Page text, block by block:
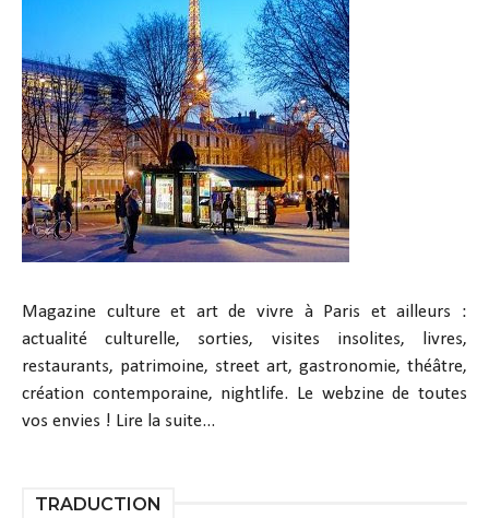
Magazine culture et art de vivre à Paris et ailleurs :
actualité culturelle, sorties, visites insolites, livres,
restaurants, patrimoine, street art, gastronomie, théâtre,
création contemporaine, nightlife. Le webzine de toutes
vos envies ! Lire la suite...
TRADUCTION